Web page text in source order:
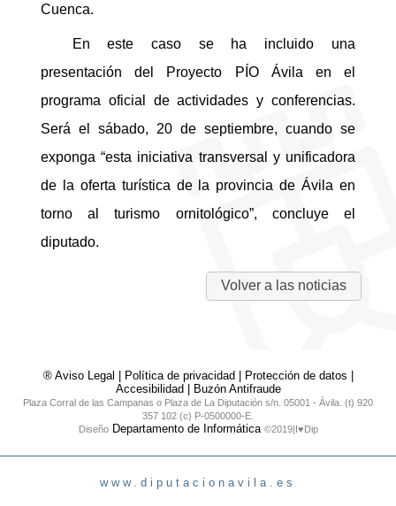
Cuenca.
En este caso se ha incluido una
presentación del Proyecto PÍO Ávila en el
programa oficial de actividades y conferencias.
Será el sábado, 20 de septiembre, cuando se
exponga “esta iniciativa transversal y unificadora
de la oferta turística de la provincia de Ávila en
torno al turismo ornitológico”, concluye el
diputado.
Volver a las noticias
® Aviso Legal Política de privacidad Protección de datos
Accesibilidad
Buzón Antifraude
Plaza Corral de las Campanas o Plaza de La Diputación s/n. 05001 - Ávila. (t) 920
357 102 (c) P-0500000-E.
DiseñoDepartamento de Informática ©2019|I♥Dip
www.diputacionavila.es